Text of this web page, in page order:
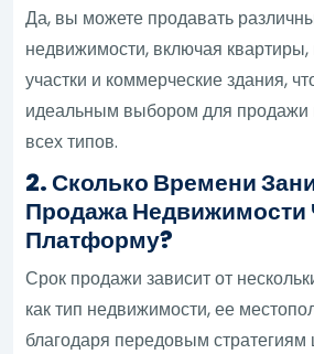
Да, вы можете продавать
недвижимости, включая
участки и коммерческие здания,
идеальным выбором для продажи
всех типов.
2. Сколько Времени
Продажа Недвижимости
Платформу?
Срок продажи зависит от
как тип недвижимости, ее
благодаря передовым